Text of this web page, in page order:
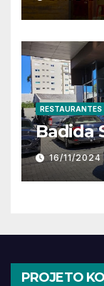
RESTAURANTES
Badida
16/11/2024
PROJETO